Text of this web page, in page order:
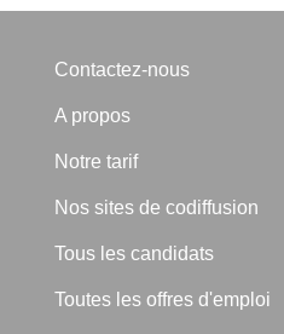
Contactez-nous
A propos
Notre tarif
Nos sites de codiffusion
Tous les candidats
Toutes les offres d'emploi